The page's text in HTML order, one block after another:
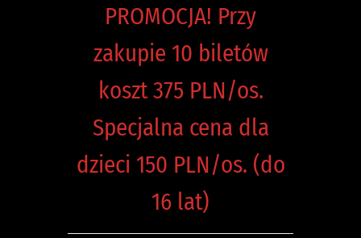
PROMOCJA! Przy
zakupie 10 biletów
koszt 375 PLN/os.
Specjalna cena dla
dzieci 150 PLN/os. (do
16 lat)